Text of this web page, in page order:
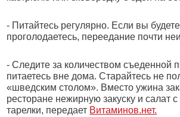
- Питайтесь регулярно. Если вы
проголодаетесь, переедание почти
- Следите за количеством съеденной
питаетесь вне дома. Старайтесь не
«шведским столом». Вместо ужина
ресторане нежирную закуску и салат
тарелки, передает Витаминов.нет.